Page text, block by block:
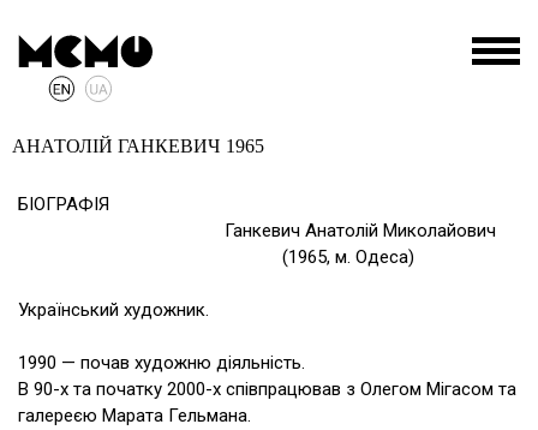
АНАТОЛІЙ ГАНКЕВИЧ 1965
БІОГРАФІЯ
Ганкевич Анатолій Миколайович
(1965, м. Одеса)
Український художник.
1990 — почав художню діяльність.
В 90-х та початку 2000-х співпрацював з Олегом Мігасом та
галереєю Марата Гельмана.